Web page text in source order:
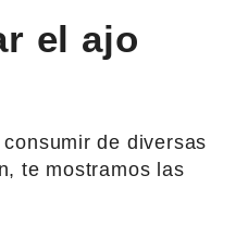
el ajo
de diversas
te mostramos las